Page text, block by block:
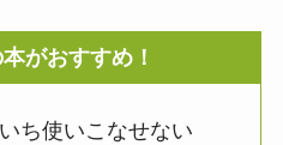
がおすすめ！
ち使いこなせない